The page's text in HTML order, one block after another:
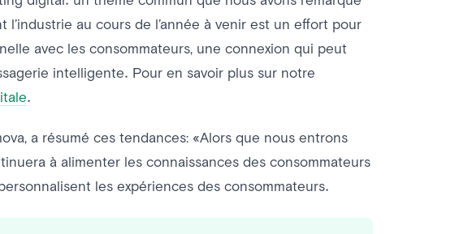
au cours de l’année à venir est un effort pour
avec les consommateurs, une connexion qui peut
intelligente. Pour en savoir plus sur notre
.
a résumé ces tendances: «Alors que nous entrons
à alimenter les connaissances des consommateurs
les expériences des consommateurs.